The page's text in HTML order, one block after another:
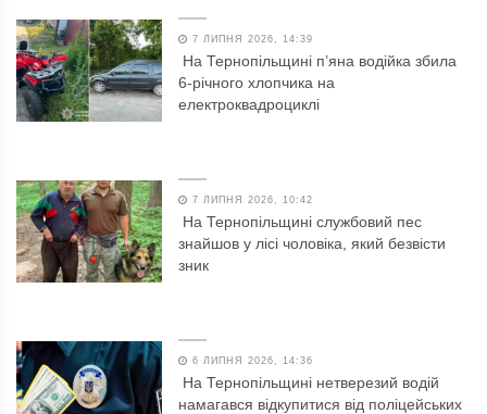
7 ЛИПНЯ 2026, 14:39
На Тернопільщині п’яна водійка збила
6-річного хлопчика на
електроквадроциклі
7 ЛИПНЯ 2026, 10:42
На Тернопільщині службовий пес
знайшов у лісі чоловіка, який безвісти
зник
6 ЛИПНЯ 2026, 14:36
На Тернопільщині нетверезий водій
намагався відкупитися від поліцейських